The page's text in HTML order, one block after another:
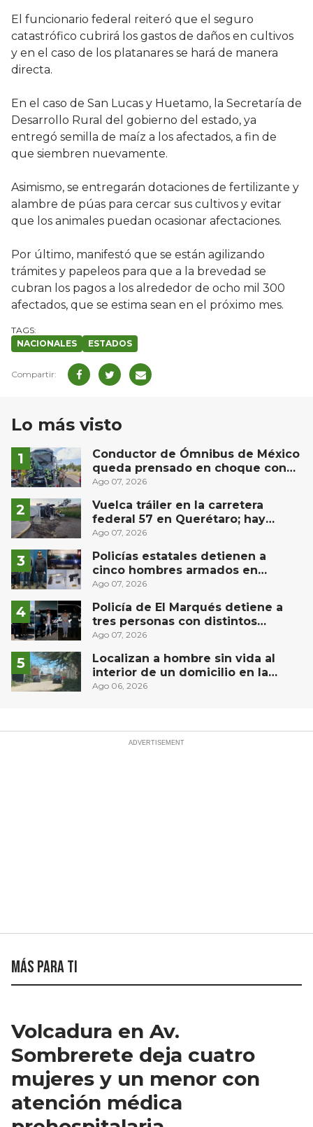
El funcionario federal reiteró que el seguro
catastrófico cubrirá los gastos de daños en cultivos
y en el caso de los platanares se hará de manera
directa.
En el caso de San Lucas y Huetamo, la Secretaría de
Desarrollo Rural del gobierno del estado, ya
entregó semilla de maíz a los afectados, a fin de
que siembren nuevamente.
Asimismo, se entregarán dotaciones de fertilizante y
alambre de púas para cercar sus cultivos y evitar
que los animales puedan ocasionar afectaciones.
Por último, manifestó que se están agilizando
trámites y papeleos para que a la brevedad se
cubran los pagos a los alrededor de ocho mil 300
afectados, que se estima sean en el próximo mes.
NACIONALES ESTADOS
Lo más visto
Conductor de Ómnibus de México
queda prensado en choque con
materialista en San Juan del Río
Ago 07, 2026
Vuelca tráiler en la carretera
federal 57 en Querétaro; hay
derrame de combustible
Ago 07, 2026
Policías estatales detienen a
cinco hombres armados en
Puebla capital
Ago 07, 2026
Policía de El Marqués detiene a
tres personas con distintos
narcóticos
Ago 07, 2026
Localizan a hombre sin vida al
interior de un domicilio en la
comunidad El Rodeo, San Juan del
Ago 06, 2026
Más para ti
Volcadura en Av.
Sombrerete deja cuatro
mujeres y un menor con
atención médica